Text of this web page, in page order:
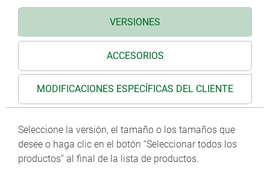
VERSIONES
ACCESORIOS
MODIFICACIONES ESPECÍFICAS DEL CLIENTE
Seleccione la versión, el tamaño o los tamaños que
desee o haga clic en el botón “Seleccionar todos los
productos” al final de la lista de productos.